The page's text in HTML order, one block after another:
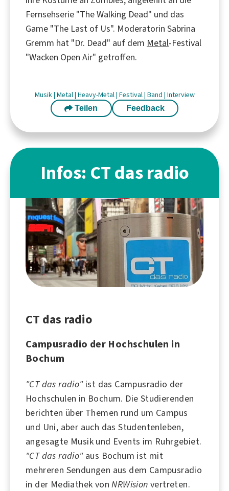
Fernsehserie "The Walking Dead" und das
Game "The Last of Us". Moderatorin Sabrina
Gremm hat "Dr. Dead" auf dem Metal-Festival
"Wacken Open Air" getroffen.
Musik| Metal| Heavy-Metal| Festival| Band | Interview
Teilen Feedback
Infos: CT das radio
CT das radio
Campusradio der Hochschulen in
Bochum
"CT das radio"ist das Campusradio der
Hochschulen in Bochum. Die Studierenden
berichten über Themen rund um Campus
und Uni, aber auch das Studentenleben,
angesagte Musik und Events im Ruhrgebiet.
"CT das radio"aus Bochum ist mit
mehreren Sendungen aus dem Campusradio
in der Mediathek vonNRWision vertreten.